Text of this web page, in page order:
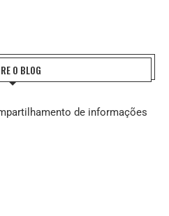
O BLOG
de informações